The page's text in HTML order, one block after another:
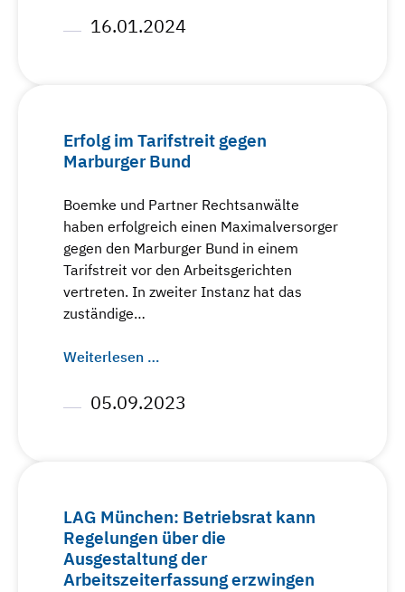
16.01.2024
Erfolg im Tarifstreit gegen
Marburger Bund
Boemke und Partner Rechtsanwälte
haben erfolgreich einen Maximalversorger
gegen den Marburger Bund in einem
Tarifstreit vor den Arbeitsgerichten
vertreten. In zweiter Instanz hat das
zuständige…
Weiterlesen …
05.09.2023
LAG München: Betriebsrat kann
Regelungen über die
Ausgestaltung der
Arbeitszeiterfassung erzwingen